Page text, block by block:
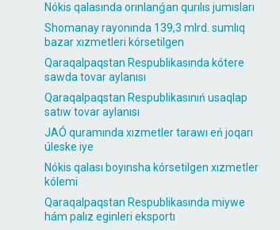
Nókis qalasında orınlanǵan qurılıs jumısları
Shomanay rayonında 139,3 mlrd. sumlıq
bazar xızmetleri kórsetilgen
Qaraqalpaqstan Respublikasında kótere
sawda tovar aylanısı
Qaraqalpaqstan Respublikasınıń usaqlap
satıw tovar aylanısı
JAÓ quramında xızmetler tarawı eń joqarı
úleske iye
Nókis qalası boyınsha kórsetilgen xızmetler
kólemi
Qaraqalpaqstan Respublikasında miywe
hám palız eginleri eksportı